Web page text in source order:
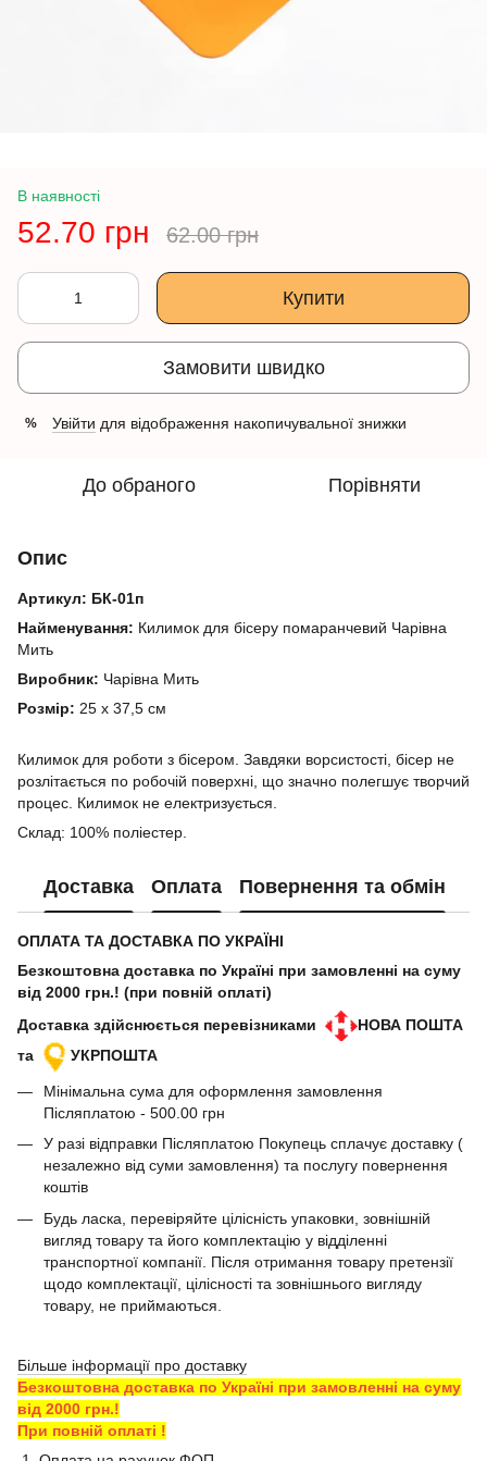
В наявності
52.70 грн 62.00 грн
Купити
Замовити швидко
% Увійти для відображення накопичувальної знижки
До обраного Порівняти
Опис
Артикул: БК-01п
Найменування: Килимок для бісеру помаранчевий Чарівна
Мить
Виробник: Чарівна Мить
Розмір: 25 x 37,5 см
Килимок для роботи з бісером. Завдяки ворсистості, бісер не
розлітається по робочій поверхні, що значно полегшує творчий
процес. Килимок не електризується.
Склад: 100% поліестер.
Доставка Оплата Повернення та обмін
ОПЛАТА ТА ДОСТАВКА ПО УКРАЇНІ
Безкоштовна доставка по Україні при замовленні на суму
від 2000 грн.! (при повній оплаті)
Доставка здійснюється перевізниками
НОВА ПОШТА
та
УКРПОШТА
Мінімальна сума для оформлення замовлення
Післяплатою - 500.00 грн
У разі відправки Післяплатою Покупець сплачує доставку (
незалежно від суми замовлення) та послугу повернення
коштів
Будь ласка, перевіряйте цілісність упаковки, зовнішній
вигляд товару та його комплектацію у відділенні
транспортної компанії. Після отримання товару претензії
щодо комплектації, цілісності та зовнішнього вигляду
товару, не приймаються.
Більше інформації про доставку
Безкоштовна доставка по Україні при замовленні на суму
від 2000 грн.!
При повній оплаті !